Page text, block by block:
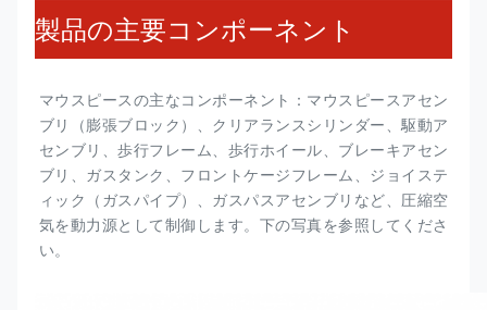
製品の主要コンポーネント
マウスピースの主なコンポーネント：マウスピースアセン
ブリ（膨張ブロック ）、クリアランスシリンダー、駆動ア
センブリ、歩行フレーム、歩行ホイール、ブレーキアセン
ブリ、ガスタンク、フロントケージフレーム、ジョイステ
ィック（ガスパイプ）、ガスパスアセンブリなど、圧縮空
気を動力源として制御します。下の写真を参照してくださ
い。